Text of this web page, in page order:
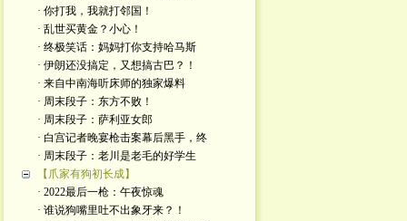
· 你打我，我就打邻国！
· 乱世买黄金？小心！
· 终极笑话：妈妈打你支持哈马斯
· 伊朗还没搞定，又想搞古巴？！
· 来自中南海听床师的独家爆料
· 周末段子：东方不败！
· 周末段子：萨利亚女郎
· 白宫记者晚宴枪击案幕后黑手，终
· 周末段子：老川是老毛的好学生
【爪家有狗初长成】
· 2022最后一枪：午夜惊魂
· 谁说狗嘴里吐不出象牙来？！